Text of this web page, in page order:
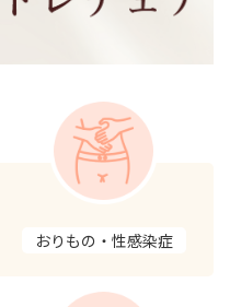
おりもの・性感染症